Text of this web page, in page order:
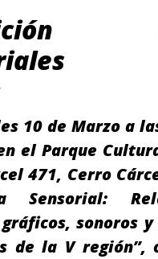
10 de Marzo a
el Parque
471, Cerro
Sensorial:
sonoros
de la V región”,